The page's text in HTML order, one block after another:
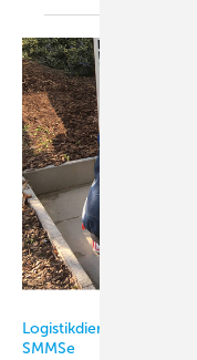
Logistikdienstleister
SMMSe